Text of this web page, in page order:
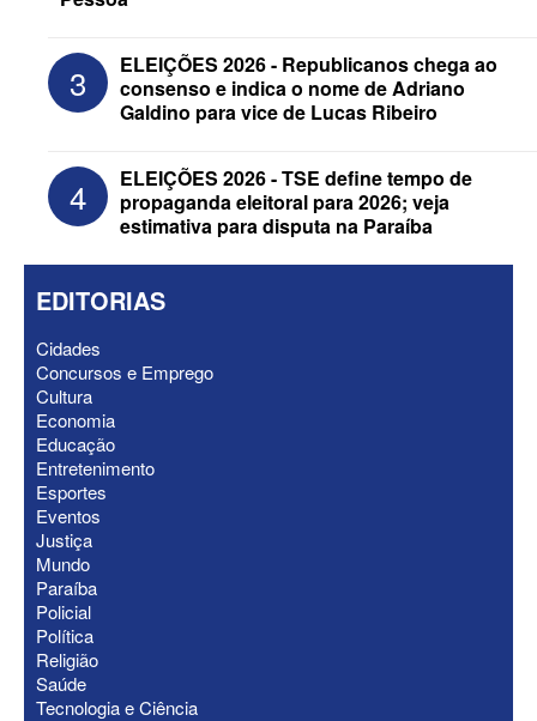
ELEIÇÕES 2026 - Senado: Novo
anuncia Zé Carneiro e Pastor Jader
Medeiros na suplência de Major Fábio
ELEIÇÕES 2026 - Nabor Vanderley
pede primeiro voto em João Azevêdo e
oficializa Daniella Ribeiro como
suplente
3
ELEIÇÕES 2026 - Republicanos chega ao
consenso e indica o nome de Adriano
Galdino para vice de Lucas Ribeiro
4
ELEIÇÕES 2026 - TSE define tempo de
propaganda eleitoral para 2026; veja
estimativa para disputa na Paraíba
EDITORIAS
Cidades
Concursos e Emprego
Cultura
Economia
Educação
Entretenimento
Esportes
Eventos
Justiça
Mundo
Paraíba
Policial
Política
Religião
Saúde
Tecnologia e Ciência